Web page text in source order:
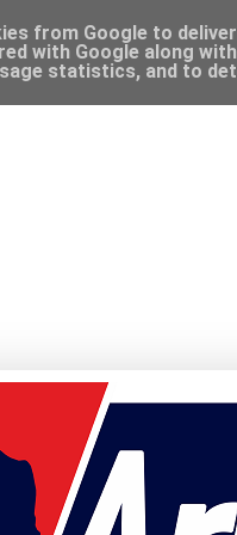
from Google to
with Google along
statistics, and to